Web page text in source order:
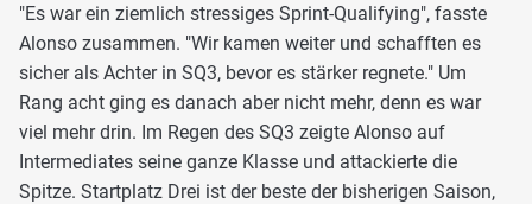
"Es war ein ziemlich stressiges Sprint-Qualifying", fasste
Alonso zusammen. "Wir kamen weiter und schafften es
sicher als Achter in SQ3, bevor es stärker regnete." Um
Rang acht ging es danach aber nicht mehr, denn es war
viel mehr drin. Im Regen des SQ3 zeigte Alonso auf
Intermediates seine ganze Klasse und attackierte die
Spitze. Startplatz Drei ist der beste der bisherigen Saison,